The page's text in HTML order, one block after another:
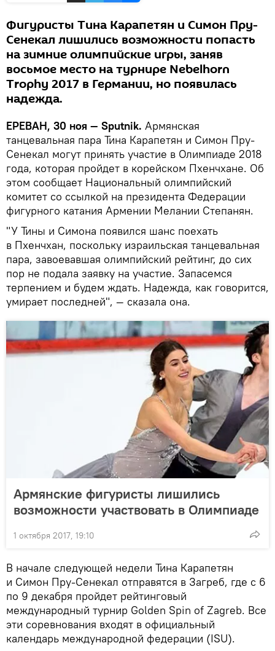
Фигуристы Тина Карапетян и Симон Пру-
Сенекал лишились возможности попасть
на зимние олимпийские игры, заняв
восьмое место на турнире Nebelhorn
Trophy 2017 в Германии, но появилась
надежда.
ЕРЕВАН, 30 ноя — Sputnik. Армянская
танцевальная пара Тина Карапетян и Симон Пру-
Сенекал могут принять участие в Олимпиаде 2018
года, которая пройдет в корейском Пхенчхане. Об
этом сообщает Национальный олимпийский
комитет со ссылкой на президента Федерации
фигурного катания Армении Мелании Степанян.
"У Тины и Симона появился шанс поехать
в Пхенчхан, поскольку израильская танцевальная
пара, завоевавшая олимпийский рейтинг, до сих
пор не подала заявку на участие. Запасемся
терпением и будем ждать. Надежда, как говорится,
умирает последней", — сказала она.
Армянские фигуристы лишились
возможности участвовать в Олимпиаде
1 октября 2017, 19:10
В начале следующей недели Тина Карапетян
и Симон Пру-Сенекал отправятся в Загреб, где с 6
по 9 декабря пройдет рейтинговый
международный турнир Golden Spin of Zagreb. Все
эти соревнования входят в официальный
календарь международной федерации (ISU).